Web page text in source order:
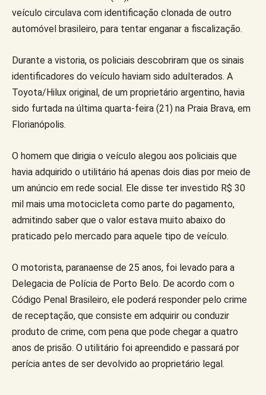
veículo circulava com identificação clonada de outro
automóvel brasileiro, para tentar enganar a fiscalização.
Durante a vistoria, os policiais descobriram que os sinais
identificadores do veículo haviam sido adulterados. A
Toyota/Hilux original, de um proprietário argentino, havia
sido furtada na última quarta-feira (21) na Praia Brava, em
Florianópolis.
O homem que dirigia o veículo alegou aos policiais que
havia adquirido o utilitário há apenas dois dias por meio de
um anúncio em rede social. Ele disse ter investido R$ 30
mil mais uma motocicleta como parte do pagamento,
admitindo saber que o valor estava muito abaixo do
praticado pelo mercado para aquele tipo de veículo.
O motorista, paranaense de 25 anos, foi levado para a
Delegacia de Polícia de Porto Belo. De acordo com o
Código Penal Brasileiro, ele poderá responder pelo crime
de receptação, que consiste em adquirir ou conduzir
produto de crime, com pena que pode chegar a quatro
anos de prisão. O utilitário foi apreendido e passará por
perícia antes de ser devolvido ao proprietário legal.